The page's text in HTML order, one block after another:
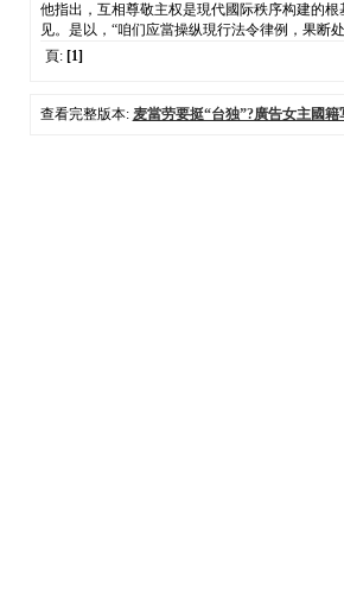
他指出，互相尊敬主权是現代國际秩序构建的
见。是以，“咱们应當操纵現行法令律例，果断
頁: [1]
查看完整版本: 麦當劳要挺“台独”?廣告女主國籍